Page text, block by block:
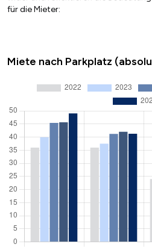
für die Mieter:
Miete nach Parkplatz